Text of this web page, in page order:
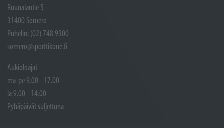
Ruunalantie 5
31400 Somero
Puhelin: (02) 748 9300
somero@sporttikone.fi
Aukioloajat
ma-pe 9.00 - 17.00
la 9.00 - 14.00
Pyhäpäivät suljettuna